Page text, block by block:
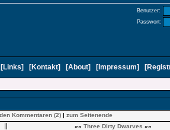
Benutzer:
Passwort:
[Links] [Kontakt] [About] [ Impressum] [
den Kommentaren (2) | zum Seitenende
»» Three Dirty Dwarves »»